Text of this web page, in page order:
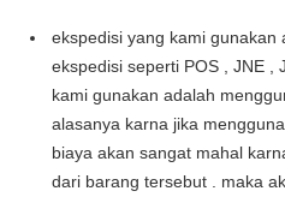
ekspedisi yang kami gunakan
ekspedisi seperti POS , JNE ,
kami gunakan adalah
alasanya karna jika
biaya akan sangat mahal
dari barang tersebut . maka